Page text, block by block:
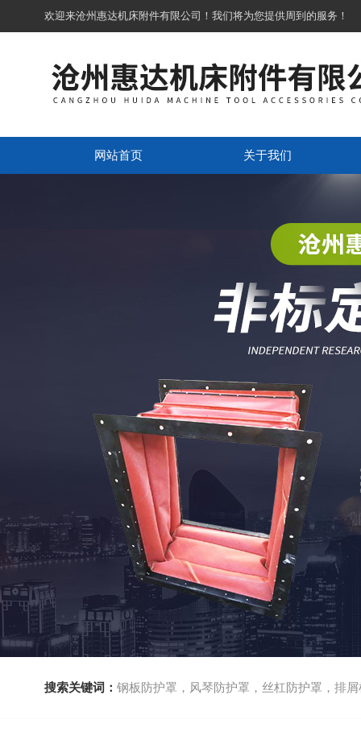
欢迎来沧州惠达机床附件有限公司！我们将为您提供周到的服务！
网站首页 关于我们
搜索关键词： 钢板防护罩，风琴防护罩，丝杠防护罩，排屑机